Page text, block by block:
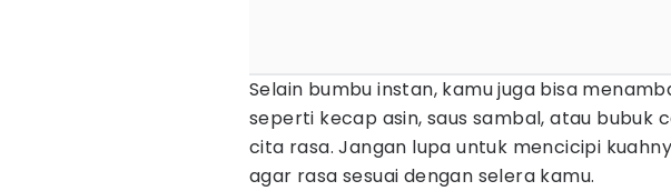
Selain bumbu instan, kamu juga bisa
seperti kecap asin, saus sambal, atau bubuk
cita rasa. Jangan lupa untuk mencicipi
agar rasa sesuai dengan selera kamu.